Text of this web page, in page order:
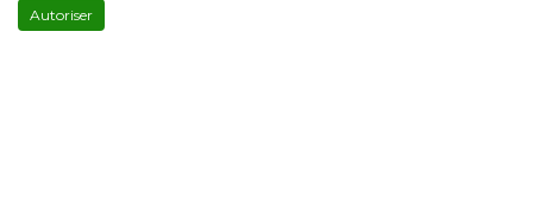
Autoriser